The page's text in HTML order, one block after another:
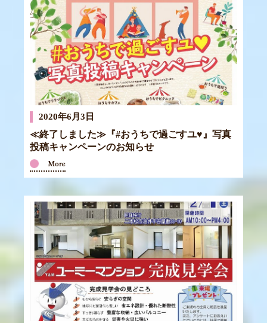
2020年6月3日
≪終了しました≫『#おうちで過ごすユ♥』写真
投稿キャンペーンのお知らせ